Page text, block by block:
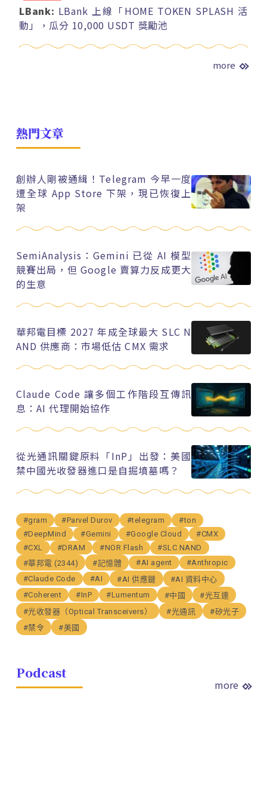
LBank: LBank 上線「HOME TOKEN SPLASH 活
動」，瓜分 10,000 USDT 獎勵池
more
熱門文章
創辦人剛被通緝！Telegram 今早一度
遭全球 App Store 下架，現已恢復上
架
SemiAnalysis：Gemini 已從 AI 模型
競賽出局，但 Google 賣算力反成更大
的生意
華邦電目標 2027 年成全球最大 SLC N
AND 供應商：市場低估 CMX 需求
Claude Code 讓多個工作階段互傳訊
息：AI 代理開始協作
從光通訊關鍵原料「InP」出發：美國
禁中國光收發器進口是自掘墳墓嗎？
#gram #Parvel Durov #telegram
#ton
#DeepMind
#Gemini #Google Cloud
#CMX
#CXL
#DRAM #NOR Flash
#SLC NAND
#華邦電 (2344)
#記憶體 #AI agent
#Anthropic
#Claude Code
#AI #AI 供應鏈
#AI 資料中心
#Coherent
#InP #Lumentum #中國
#光互連
#光收發器（Optical Transceivers）
#光通訊
#矽光子
#禁令
#美國
Podcast
more